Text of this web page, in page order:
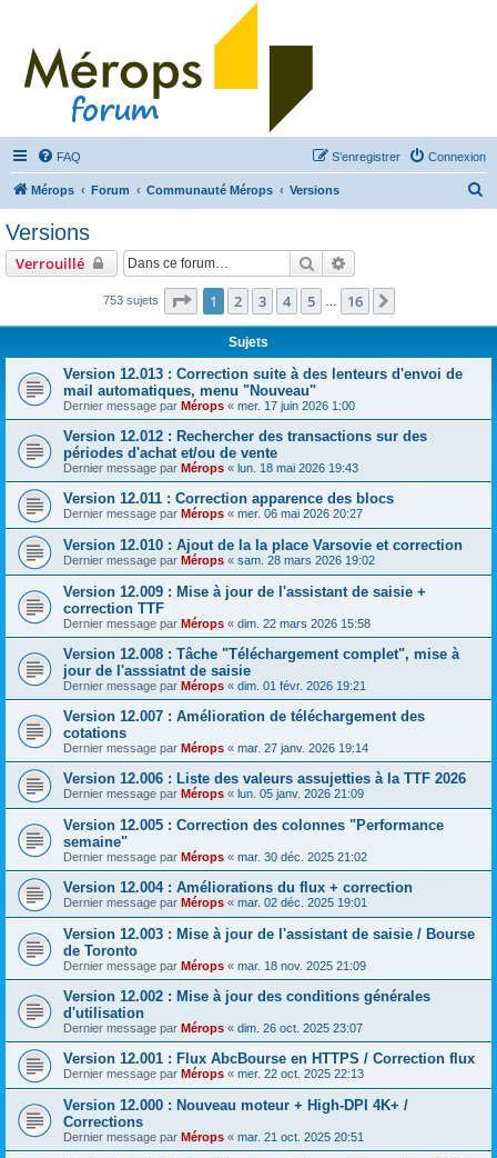
FAQ Connexion
S’enregistrer
Mérops Forum Communauté Mérops Versions
Versions
Verrouillé Rechercher
753 sujets Page 1sur16
1 2 3 4 5 16
Sujets
Version 12.013 : Correction suite à des lenteurs d'envoi de
mail automatiques, menu "Nouveau"
Dernier message par Mérops « mer. 17 juin 2026 1:00
Version 12.012 : Rechercher des transactions sur des
périodes d'achat et/ou de vente
Dernier message par Mérops « lun. 18 mai 2026 19:43
Version 12.011 : Correction apparence des blocs
Dernier message par Mérops « mer. 06 mai 2026 20:27
Version 12.010 : Ajout de la la place Varsovie et correction
Dernier message par Mérops « sam. 28 mars 2026 19:02
Version 12.009 : Mise à jour de l'assistant de saisie +
correction TTF
Dernier message par Mérops « dim. 22 mars 2026 15:58
Version 12.008 : Tâche "Téléchargement complet", mise à
jour de l'asssiatnt de saisie
Dernier message par Mérops « dim. 01 févr. 2026 19:21
Version 12.007 : Amélioration de téléchargement des
cotations
Dernier message par Mérops « mar. 27 janv. 2026 19:14
Version 12.006 : Liste des valeurs assujetties à la TTF 2026
Dernier message par Mérops « lun. 05 janv. 2026 21:09
Version 12.005 : Correction des colonnes "Performance
semaine"
Dernier message par Mérops « mar. 30 déc. 2025 21:02
Version 12.004 : Améliorations du flux + correction
Dernier message par Mérops « mar. 02 déc. 2025 19:01
Version 12.003 : Mise à jour de l'assistant de saisie / Bourse
de Toronto
Dernier message par Mérops « mar. 18 nov. 2025 21:09
Version 12.002 : Mise à jour des conditions générales
d'utilisation
Dernier message par Mérops « dim. 26 oct. 2025 23:07
Version 12.001 : Flux AbcBourse en HTTPS / Correction flux
Dernier message par Mérops « mer. 22 oct. 2025 22:13
Version 12.000 : Nouveau moteur + High-DPI 4K+ /
Corrections
Dernier message par Mérops « mar. 21 oct. 2025 20:51